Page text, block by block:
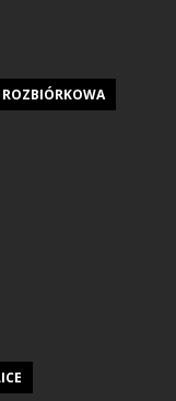
ROZBIÓRKOWA